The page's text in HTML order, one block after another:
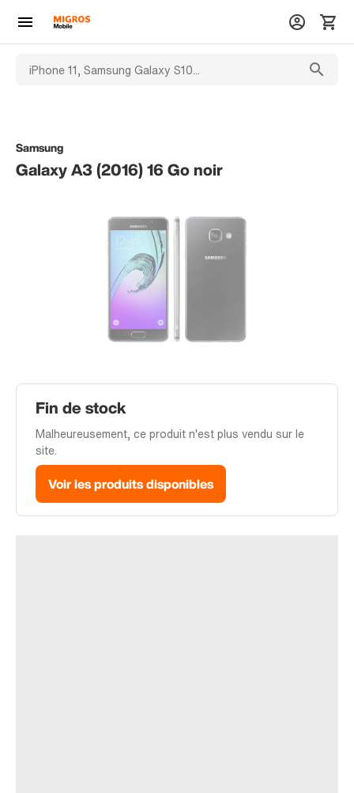
Samsung
Galaxy A3 (2016) 16 Go noir
Fin de stock
Malheureusement, ce produit n'est plus vendu sur le
site.
Voir les produits disponibles